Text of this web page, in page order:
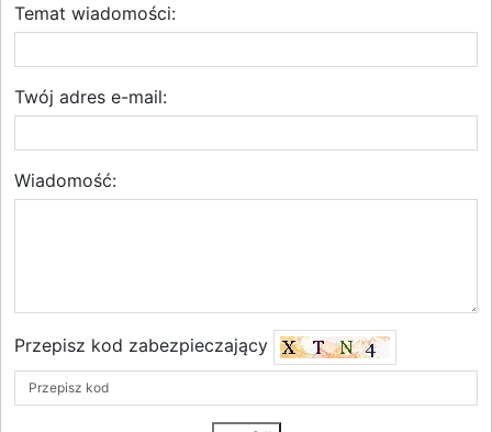
Temat wiadomości:
Twój adres e-mail:
Wiadomość:
Przepisz kod zabezpieczający